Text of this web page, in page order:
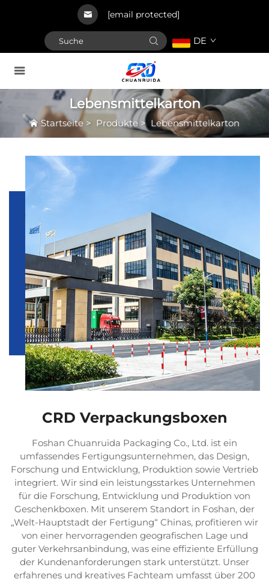
[email protected]
DE
Lebensmittelkarton
Startseite > Produkte > Lebensmittelkarton
CRD Verpackungsboxen
Foshan Chuanruida Packaging Co., Ltd. ist ein
umfassendes Fertigungsunternehmen, das Design,
Forschung und Entwicklung, Produktion sowie Vertrieb
integriert. Wir sind ein leistungsstarkes Unternehmen
für die Forschung, Entwicklung und Produktion von
Geschenkboxen. Mit unserem Standort in Foshan, der
„Welt-Hauptstadt der Fertigung“ Chinas, profitieren wir
von einer hervorragenden geografischen Lage und
guter Verkehrsanbindung, was eine effiziente Erfüllung
der Kundenanforderungen stark unterstützt. Unser
erfahrenes und kreatives Fachteam umfasst über 200